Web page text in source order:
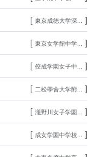
[ 東京成徳大学深... ]
[ 東京女学館中学... ]
[ 佼成学園女子中... ]
[ 二松學舍大学附... ]
[ 瀧野川女子学園... ]
[ 成女学園中学校... ]